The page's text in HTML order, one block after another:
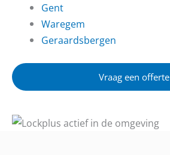
Gent
Waregem
Geraardsbergen
Vraag een offerte